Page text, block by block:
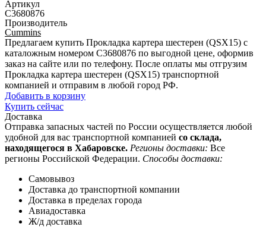
Артикул
C3680876
Производитель
Cummins
Предлагаем купить Прокладка картера шестерен (QSX15) с
каталожным номером C3680876 по выгодной цене, оформив
заказ на сайте или по телефону. После оплаты мы отгрузим
Прокладка картера шестерен (QSX15) транспортной
компанией и отправим в любой город РФ.
Добавить в корзину
Купить сейчас
Доставка
Отправка запасных частей по России осуществляется любой
удобной для вас транспортной компанией со склада,
находящегося в Хабаровске. Регионы доставки: Все
регионы Российской Федерации. Способы доставки:
Самовывоз
Доставка до транспортной компании
Доставка в пределах города
Авиадоставка
Ж/д доставка